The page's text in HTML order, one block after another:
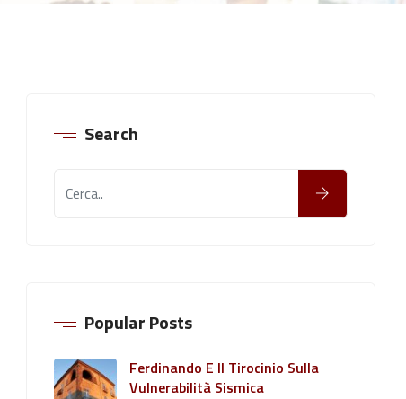
Search
Popular Posts
Ferdinando E Il Tirocinio Sulla
Vulnerabilità Sismica